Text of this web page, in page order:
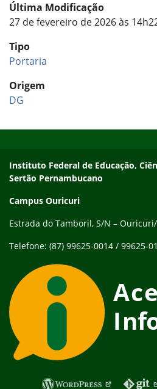
Última Modificação
27 de fevereiro de 2026 às
Tipo
Portaria
Origem
DG
Endereço
Instituto Federal de Educação,
Sertão Pernambucano
Campus Ouricuri
Estrada do Tamboril, S/N – Ouricuri/
Telefone: (87) 99625-0014 / 99625-